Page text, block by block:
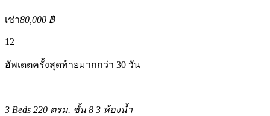
เช่า80,000 ฿
12
อัพเดตครั้งสุดท้ายมากกว่า 30 วัน
3 Beds 220 ตรม. ชั้น 8 3 ห้องน้ำ